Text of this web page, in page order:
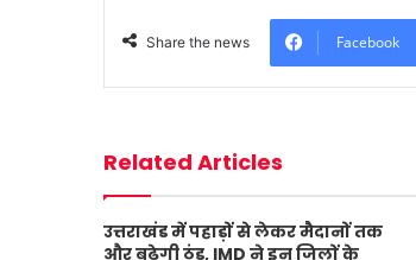
Share the news Facebook
Related Articles
उत्तराखंड में पहाड़ों से लेकर मैदानों तक
और बढ़ेगी ठंड, IMD ने इन जिलों के